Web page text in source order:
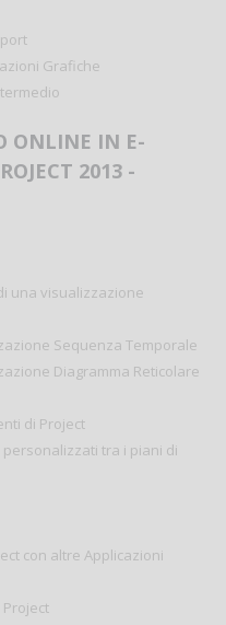
Grafiche
ONLINE IN E-
2013 -
una visualizzazione
Sequenza Temporale
Diagramma Reticolare
di Project
tra i piani di
con altre Applicazioni